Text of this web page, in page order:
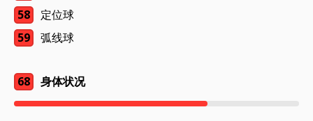
58
定位球
59
弧线球
68 身体状况